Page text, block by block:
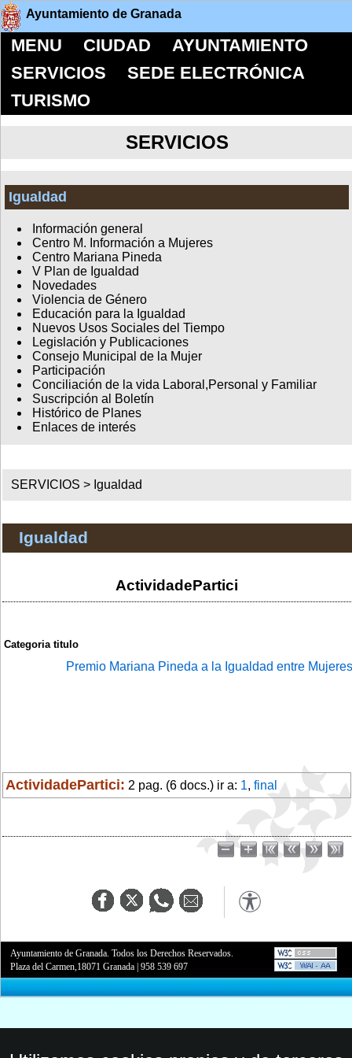
Ayuntamiento de Granada
MENU CIUDAD
AYUNTAMIENTO
SERVICIOS
SEDE ELECTRÓNICA
TURISMO
SERVICIOS
Igualdad
Información general
Centro M. Información a Mujeres
Centro Mariana Pineda
V Plan de Igualdad
Novedades
Violencia de Género
Educación para la Igualdad
Nuevos Usos Sociales del Tiempo
Legislación y Publicaciones
Consejo Municipal de la Mujer
Participación
Conciliación de la vida Laboral,Personal y Familiar
Suscripción al Boletín
Histórico de Planes
Enlaces de interés
SERVICIOS > Igualdad
Igualdad
ActividadePartici
Categoria titulo
Premio Mariana Pineda a la Igualdad entre
ActividadePartici: 2 pag. (6 docs.) ir a: 1, final
Ayuntamiento de Granada. Todos los Derechos Reservados.
Plaza del Carmen,18071 Granada |958 539 697